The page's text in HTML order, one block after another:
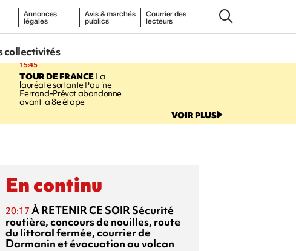
Annonces
légales
Avis & marchés
publics
Courrier des
lecteurs
collectivités
15:45
TOUR DE FRANCELa
lauréate sortante Pauline
Ferrand-Prévot abandonne
avant la 8e étape
VOIR PLUS
En continu
20:17 À RETENIR CE SOIR Sécurité
routière, concours de nouilles, route
du littoral fermée, courrier de
Darmanin et évacuation au volcan